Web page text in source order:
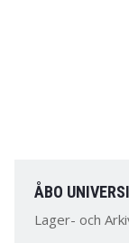
ÅBO
Lager- och